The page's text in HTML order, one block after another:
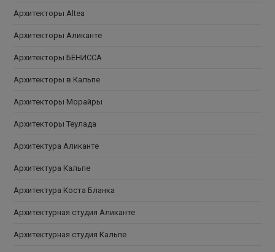
Архитекторы Altea
Архитекторы Аликанте
Архитекторы БЕНИССА
Архитекторы в Кальпе
Архитекторы Морайры
Архитекторы Теулада
Архитектура Аликанте
Архитектура Кальпе
Архитектура Коста Бланка
Архитектурная студия Аликанте
Архитектурная студия Кальпе